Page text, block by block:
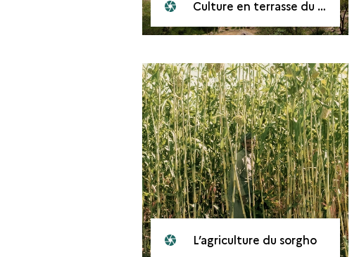
Culture en terrasse du sorgho et du café dans le Jabal Haraz
L’agriculture du sorgho